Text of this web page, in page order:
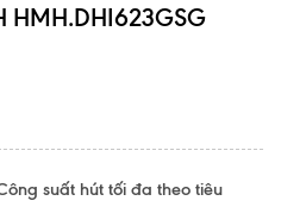
HMH.DHI623GSG
suất hút tối đa theo tiêu